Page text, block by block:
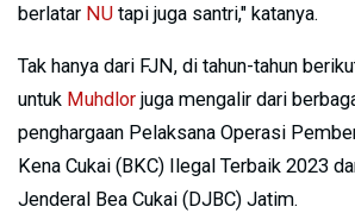
berlatar NU tapi juga santri," katanya.
Tak hanya dari FJN, di tahun-tahun
untuk Muhdlor juga mengalir dari
penghargaan Pelaksana Operasi
Kena Cukai (BKC) Ilegal Terbaik 2023
Jenderal Bea Cukai (DJBC) Jatim.